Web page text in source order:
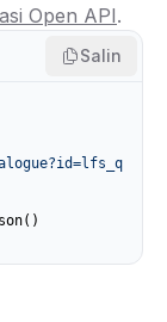
Open API.
Salin